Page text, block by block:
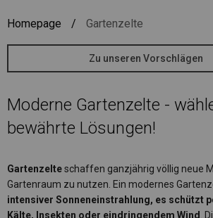
Homepage / Gartenzelte
Zu unseren Vorschlägen
Moderne Gartenzelte -
bewährte Lösungen!
Gartenzelteschaffen ganzjährig völlig neue
Gartenraum zu nutzen. Ein modernes
intensiver Sonneneinstrahlung, es schützt
Kälte, Insekten oder eindringendem Wind
.